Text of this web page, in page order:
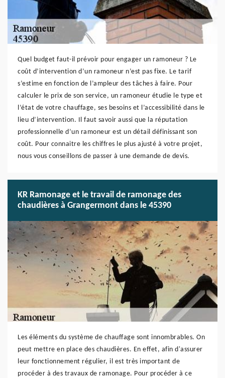
Quel budget faut-il prévoir pour engager un ramoneur ? Le
coût d’intervention d’un ramoneur n’est pas fixe. Le tarif
s’estime en fonction de l’ampleur des tâches à faire. Pour
calculer le prix de son service, un ramoneur étudie le type et
l’état de votre chauffage, ses besoins et l’accessibilité dans le
lieu d’intervention. Il faut savoir aussi que la réputation
professionnelle d’un ramoneur est un détail définissant son
coût. Pour connaitre les chiffres le plus ajusté à votre projet,
nous vous conseillons de passer à une demande de devis.
KR Ramonage et le travail de ramonage des
chaudières à Grangermont dans le 45390
Les éléments du système de chauffage sont innombrables. On
peut mettre en place des chaudières. En effet, afin d'assurer
leur fonctionnement régulier, il est très important de
procéder à des travaux de ramonage. Pour procéder à ce